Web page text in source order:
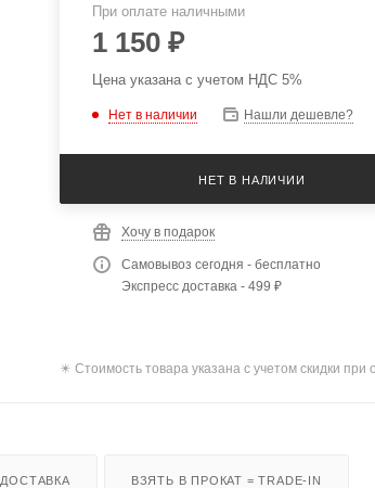
При оплате наличными
1 150 ₽
Цена указана с учетом НДС 5%
Нет в наличии Нашли дешевле?
НЕТ В НАЛИЧИИ
Хочу в подарок
Самовывоз сегодня - бесплатно
Экспресс доставка - 499 ₽
✴️ Стоимость товара указана с учетом скидки при
ДОСТАВКА ВЗЯТЬ В ПРОКАТ = TRADE-IN